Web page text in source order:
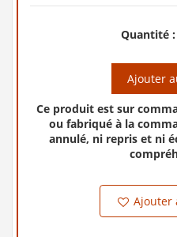
Quantité :
Ajouter
Ce produit est sur
ou fabriqué à la
annulé, ni repris et ni
Ajouter